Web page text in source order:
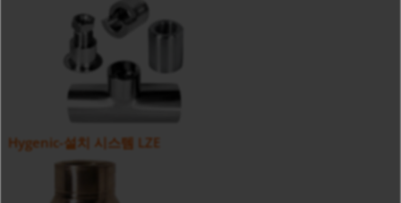
Hygenic-설치 시스템 LZE